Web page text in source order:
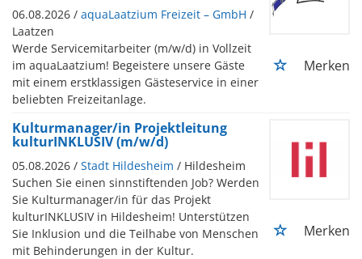
06.08.2026 / aquaLaatzium Freizeit – GmbH /
Laatzen
Werde Servicemitarbeiter (m/w/d) in Vollzeit
im aquaLaatzium! Begeistere unsere Gäste
mit einem erstklassigen Gästeservice in einer
beliebten Freizeitanlage.
Merken
Kulturmanager/in Projektleitung
kulturINKLUSIV (m/w/d)
05.08.2026 / Stadt Hildesheim / Hildesheim
Suchen Sie einen sinnstiftenden Job? Werden
Sie Kulturmanager/in für das Projekt
kulturINKLUSIV in Hildesheim! Unterstützen
Sie Inklusion und die Teilhabe von Menschen
mit Behinderungen in der Kultur.
Merken